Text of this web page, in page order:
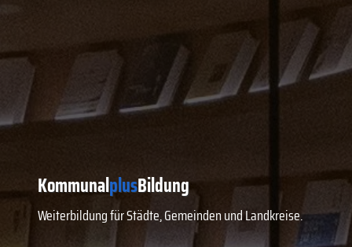
KommunalplusBildung
Weiterbildung für Städte, Gemeinden und Landkreise.